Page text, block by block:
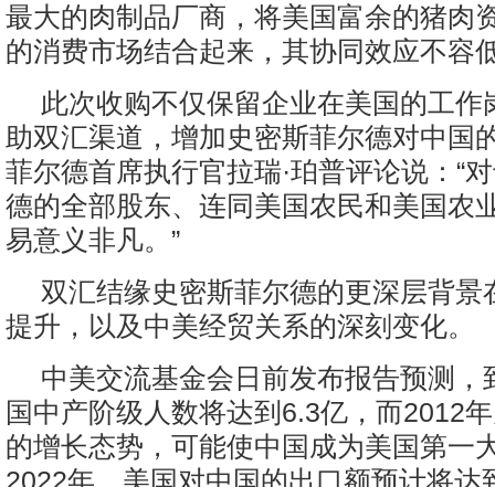
最大的肉制品厂商，将美国富余的猪肉
的消费市场结合起来，其协同效应不容
此次收购不仅保留企业在美国的工作
助双汇渠道，增加史密斯菲尔德对中国
菲尔德首席执行官拉瑞·珀普评论说：“
德的全部股东、连同美国农民和美国农
易意义非凡。”
双汇结缘史密斯菲尔德的更深层背景
提升，以及中美经贸关系的深刻变化。
中美交流基金会日前发布报告预测，
国中产阶级人数将达到6.3亿，而2012
的增长态势，可能使中国成为美国第一
2022年，美国对中国的出口额预计将达